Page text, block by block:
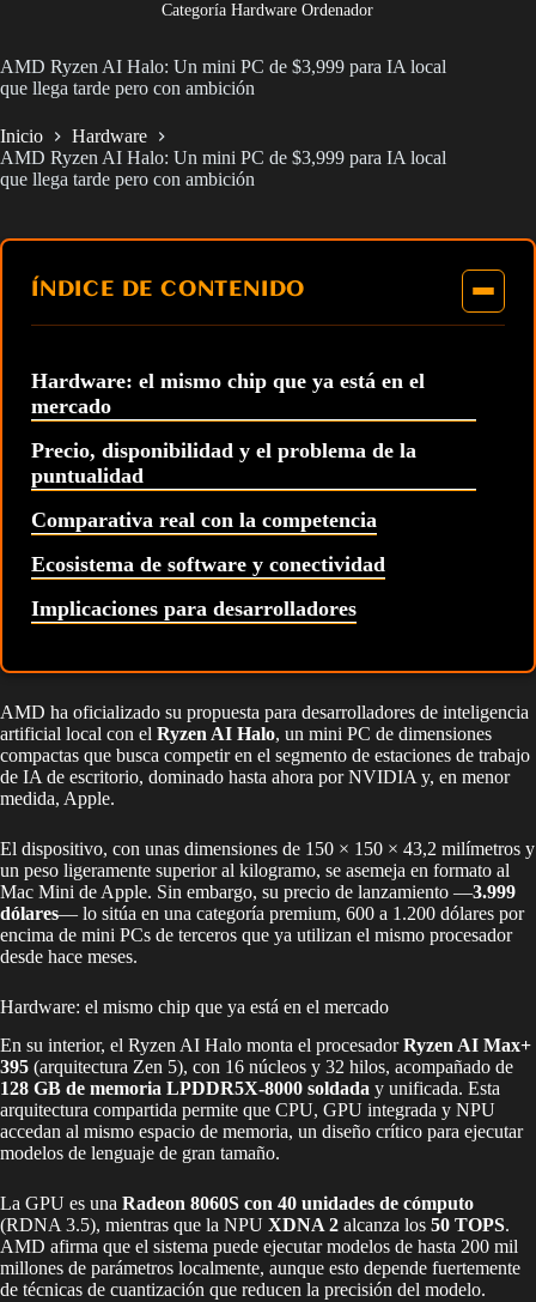
Categoría Hardware Ordenador
AMD Ryzen AI Halo: Un mini PC de $3,999 para IA local
que llega tarde pero con ambición
Inicio
Hardware
AMD Ryzen AI Halo: Un mini PC de $3,999 para IA local
que llega tarde pero con ambición
ÍNDICE DE CONTENIDO
Hardware: el mismo chip que ya está en el
mercado
Precio, disponibilidad y el problema de la
puntualidad
Comparativa real con la competencia
Ecosistema de software y conectividad
Implicaciones para desarrolladores
AMD ha oficializado su propuesta para desarrolladores de inteligencia
artificial local con el Ryzen AI Halo, un mini PC de dimensiones
compactas que busca competir en el segmento de estaciones de trabajo
de IA de escritorio, dominado hasta ahora por NVIDIA y, en menor
medida, Apple.
El dispositivo, con unas dimensiones de 150 × 150 × 43,2 milímetros y
un peso ligeramente superior al kilogramo, se asemeja en formato al
Mac Mini de Apple. Sin embargo, su precio de lanzamiento —3.999
dólares— lo sitúa en una categoría premium, 600 a 1.200 dólares por
encima de mini PCs de terceros que ya utilizan el mismo procesador
desde hace meses.
Hardware: el mismo chip que ya está en el mercado
En su interior, el Ryzen AI Halo monta el procesadorRyzen AI Max+
395 (arquitectura Zen 5), con 16 núcleos y 32 hilos, acompañado de
128 GB de memoria LPDDR5X-8000 soldada y unificada. Esta
arquitectura compartida permite que CPU, GPU integrada y NPU
accedan al mismo espacio de memoria, un diseño crítico para ejecutar
modelos de lenguaje de gran tamaño.
La GPU es una Radeon 8060S con 40 unidades de cómputo
(RDNA 3.5), mientras que la NPU XDNA 2 alcanza los 50 TOPS.
AMD afirma que el sistema puede ejecutar modelos de hasta 200 mil
millones de parámetros localmente, aunque esto depende fuertemente
de técnicas de cuantización que reducen la precisión del modelo.